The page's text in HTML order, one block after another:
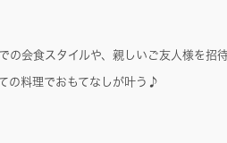
の会食スタイルや、親しいご友人様を招
の料理でおもてなしが叶う♪